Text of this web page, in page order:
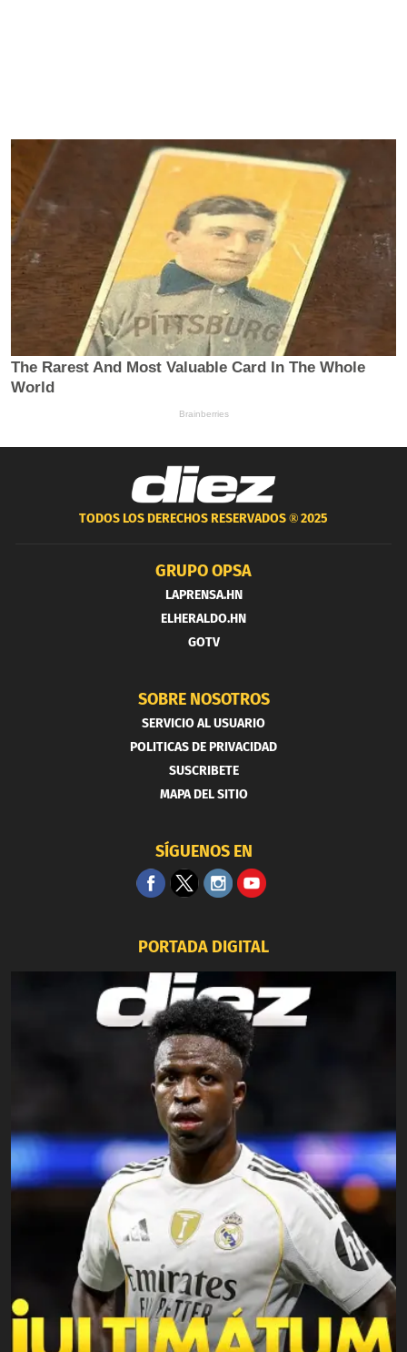
TODOS LOS DERECHOS RESERVADOS ®2025
GRUPO OPSA
LAPRENSA.HN
ELHERALDO.HN
GOTV
SOBRE NOSOTROS
SERVICIO AL USUARIO
POLITICAS DE PRIVACIDAD
SUSCRIBETE
MAPA DEL SITIO
SÍGUENOS EN
PORTADA DIGITAL